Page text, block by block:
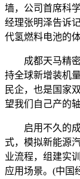
墙，公司首席科
经理张明泽告诉
代氢燃料电池的
成都天马精密
持全球新增装机
民企，也是国家
望我们自己产的
启用不久的成
式，模拟新能源
业流程，组建实
应用场景。(中国